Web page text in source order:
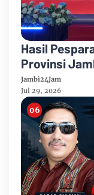
Hasil
Provinsi
Papua Barat
Jambi24Jam
Jul 29, 2026